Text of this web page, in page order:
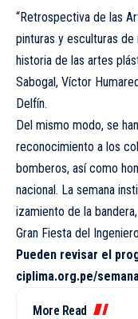
“Retrospectiva de las
pinturas y esculturas
historia de las artes
Sabogal, Víctor
Delfín.
Del mismo modo, se
reconocimiento a los
bomberos, así como
nacional. La semana
izamiento de la
Gran Fiesta del
Pueden revisar el
ciplima.org.pe/
More Read